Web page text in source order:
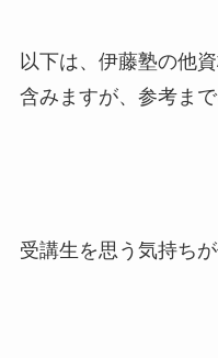
以下は、伊藤塾の他
含みますが、参考ま
受講生を思う気持ち